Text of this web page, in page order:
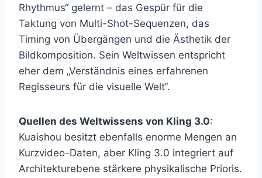
Rhythmus“ gelernt – das Gespür für die
Taktung von Multi-Shot-Sequenzen, das
Timing von Übergängen und die Ästhetik der
Bildkomposition. Sein Weltwissen entspricht
eher dem „Verständnis eines erfahrenen
Regisseurs für die visuelle Welt“.
Quellen des Weltwissens von Kling 3.0:
Kuaishou besitzt ebenfalls enorme Mengen an
Kurzvideo-Daten, aber Kling 3.0 integriert auf
Architekturebene stärkere physikalische Prioris.